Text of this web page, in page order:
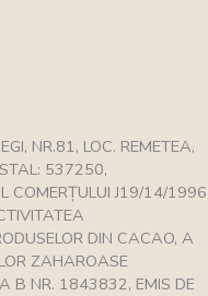
NR.81, LOC. REMETEA,
537250,
COMERȚULUI J19/14/1996
DIN CACAO, A
ZAHAROASE
B NR. 1843832, EMIS DE